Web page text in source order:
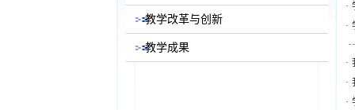
教学改革与创新
教学成果
·
·
·
·
·